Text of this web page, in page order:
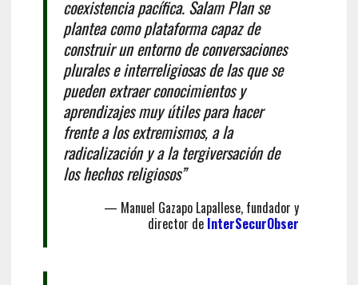
coexistencia pacífica. Salam Plan se
plantea como plataforma capaz de
construir un entorno de conversaciones
plurales e interreligiosas de las que se
pueden extraer conocimientos y
aprendizajes muy útiles para hacer
frente a los extremismos, a la
radicalización y a la tergiversación de
los hechos religiosos”
— Manuel Gazapo Lapallese, fundador y
director de InterSecurObser